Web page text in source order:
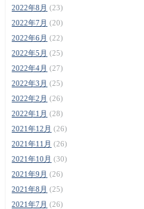
2022年8月 (23)
2022年7月 (20)
2022年6月 (22)
2022年5月 (25)
2022年4月 (27)
2022年3月 (25)
2022年2月 (26)
2022年1月 (28)
2021年12月 (26)
2021年11月 (26)
2021年10月 (30)
2021年9月 (26)
2021年8月 (25)
2021年7月 (26)